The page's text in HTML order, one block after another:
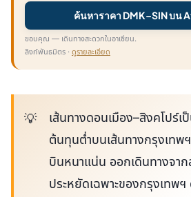
ค้นหาราคา DMK–SIN บน
ขอบคุณ — เดินทางสะดวกในอาเซียน.
ลิงก์พันธมิตร · ดูรายละเอียด
เส้นทางดอนเมือง–สิงคโปร์เ
ต้นทุนต่ำบนเส้นทางกรุงเทพ
บินหนาแน่น ออกเดินทางจา
ประหยัดเฉพาะของกรุงเทพฯ